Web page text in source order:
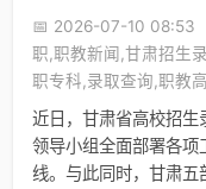
📅 2026-07-10 08:53
职,职教新闻,甘肃招生
职专科,录取查询,职教
近日，甘肃省高校招生
领导小组全面部署各项
线。与此同时，甘肃